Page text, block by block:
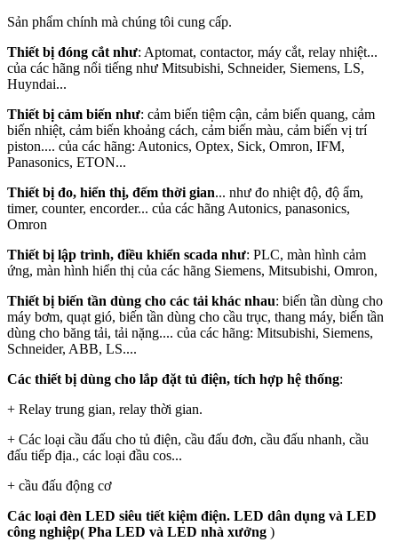
Sản phẩm chính mà chúng tôi cung cấp.
Thiết bị đóng cắt như: Aptomat, contactor, máy cắt, relay nhiệt...
của các hãng nổi tiếng như Mitsubishi, Schneider, Siemens, LS,
Huyndai...
Thiết bị cảm biến như: cảm biến tiệm cận, cảm biến quang, cảm
biến nhiệt, cảm biến khoảng cách, cảm biến màu, cảm biến vị trí
piston.... của các hãng: Autonics, Optex, Sick, Omron, IFM,
Panasonics, ETON...
Thiết bị đo, hiển thị, đếm thời gian... như đo nhiệt độ, độ ẩm,
timer, counter, encorder... của các hãng Autonics, panasonics,
Omron
Thiết bị lập trình, điều khiển scada như: PLC, màn hình cảm
ứng, màn hình hiển thị của các hãng Siemens, Mitsubishi, Omron,
Thiết bị biến tần dùng cho các tải khác nhau: biến tần dùng cho
máy bơm, quạt gió, biến tần dùng cho cầu trục, thang máy, biến tần
dùng cho băng tải, tải nặng.... của các hãng: Mitsubishi, Siemens,
Schneider, ABB, LS....
Các thiết bị dùng cho lắp đặt tủ điện, tích hợp hệ thống:
+ Relay trung gian, relay thời gian.
+ Các loại cầu đấu cho tủ điện, cầu đấu đơn, cầu đấu nhanh, cầu
đấu tiếp địa., các loại đầu cos...
+ cầu đấu động cơ
Các loại đèn LED siêu tiết kiệm điện. LED dân dụng và LED
công nghiệp( Pha LED và LED nhà xưởng )